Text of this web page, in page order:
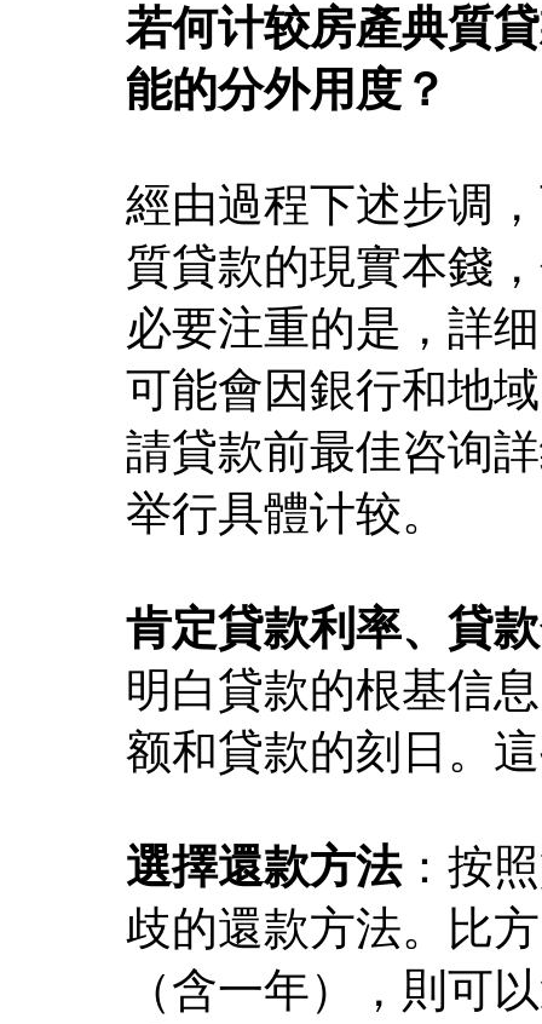
若何计较房產典質
能的分外用度？
經由過程下述步调
質貸款的現實本錢
必要注重的是，詳
可能會因銀行和地
請貸款前最佳咨询
举行具體计较。
肯定貸款利率、貸
明白貸款的根基信
额和貸款的刻日。
選擇還款方法：按
歧的還款方法。比
（含一年），則可